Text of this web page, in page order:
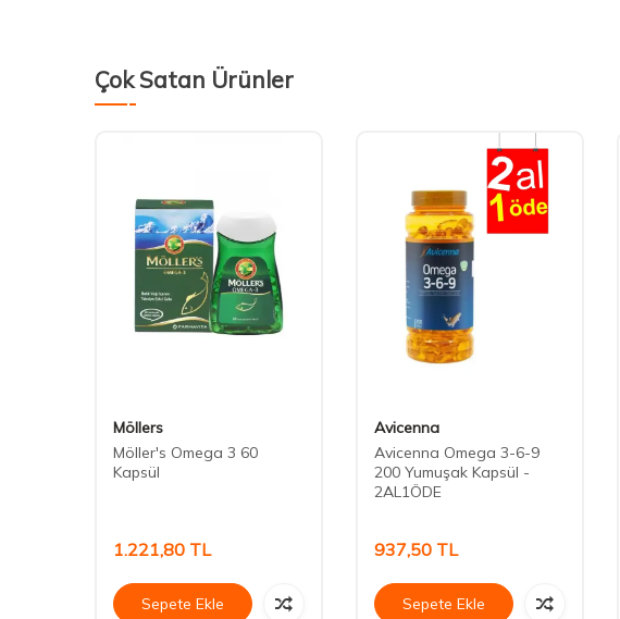
Çok Satan Ürünler
Möllers
Möller's Omega 3 60
Kapsül
1.221,80 TL
Sepete Ekle
Avicenna
Avicenna Omega 3-6-9
200 Yumuşak Kapsül -
2AL1ÖDE
937,50 TL
Sepete Ekle